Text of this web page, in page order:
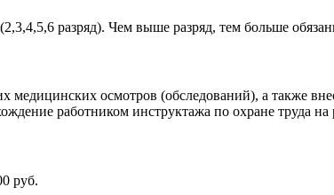
разряд). Чем выше разряд, тем больше
медицинских осмотров (обследований), а также
работником инструктажа по охране труда на
руб.